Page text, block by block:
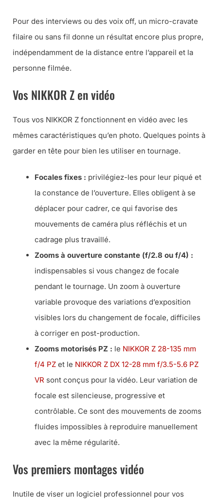
Pour des interviews ou des voix off, un micro-cravate
filaire ou sans fil donne un résultat encore plus propre,
indépendamment de la distance entre l’appareil et la
personne filmée.
Vos NIKKOR Z en vidéo
Tous vos NIKKOR Z fonctionnent en vidéo avec les
mêmes caractéristiques qu’en photo. Quelques points à
garder en tête pour bien les utiliser en tournage.
Focales fixes : privilégiez-les pour leur piqué et
la constance de l’ouverture. Elles obligent à se
déplacer pour cadrer, ce qui favorise des
mouvements de caméra plus réfléchis et un
cadrage plus travaillé.
Zooms à ouverture constante (f/2.8 ou f/4) :
indispensables si vous changez de focale
pendant le tournage. Un zoom à ouverture
variable provoque des variations d’exposition
visibles lors du changement de focale, difficiles
à corriger en post-production.
Zooms motorisés PZ : le NIKKOR Z 28-135 mm
f/4 PZ et le NIKKOR Z DX 12-28 mm f/3.5-5.6 PZ
VR sont conçus pour la vidéo. Leur variation de
focale est silencieuse, progressive et
contrôlable. Ce sont des mouvements de zooms
fluides impossibles à reproduire manuellement
avec la même régularité.
Vos premiers montages vidéo
Inutile de viser un logiciel professionnel pour vos